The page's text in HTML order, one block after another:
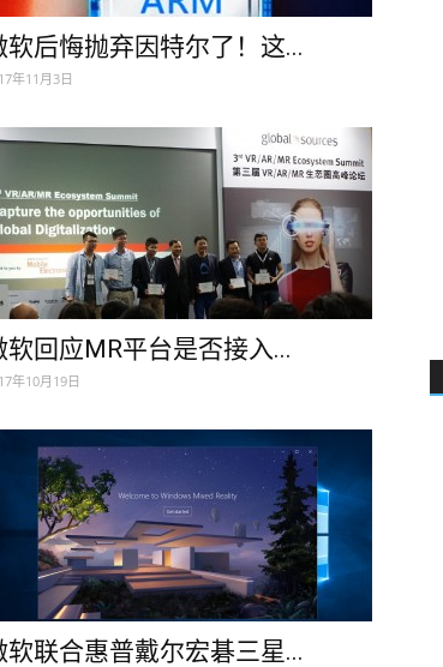
软后悔抛弃因特尔了！这...
年11月3日
软回应MR平台是否接入...
年10月19日
软联合惠普戴尔宏碁三星...